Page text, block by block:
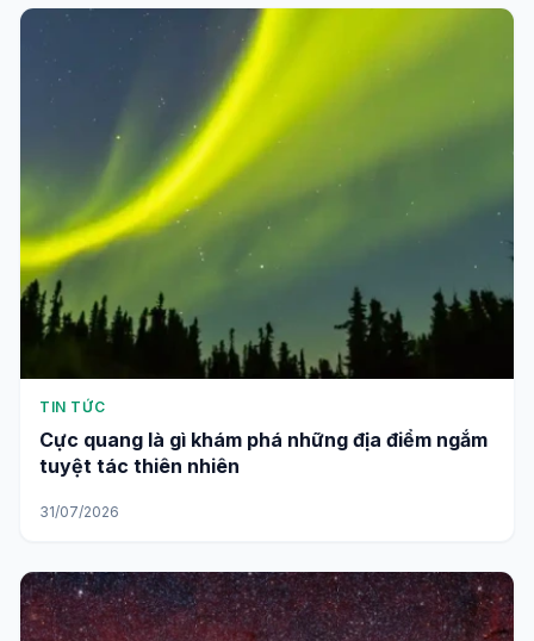
TIN TỨC
Cực quang là gì khám phá những địa điểm ngắm
tuyệt tác thiên nhiên
31/07/2026